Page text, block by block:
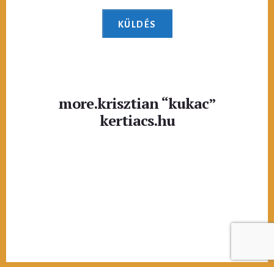
more.krisztian “kukac”
kertiacs.hu